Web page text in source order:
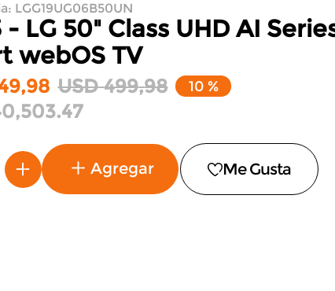
: LGG19UG06B50UN
- LG 50" Class UHD AI
webOS TV
,98 USD 499,98 10 %
＋ Agregar